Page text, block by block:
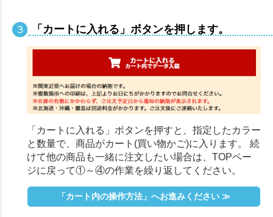
「カートに入れる」ボタンを押します。
「カートに入れる」ボタンを押すと、指定したカラー
と数量で、商品がカート(買い物かご)に入ります。 続
けて他の商品も一緒に注文したい場合は、TOPペー
ジに戻って①～④の作業を繰り返してください。
「カート内の操作方法」へお進みください ≫